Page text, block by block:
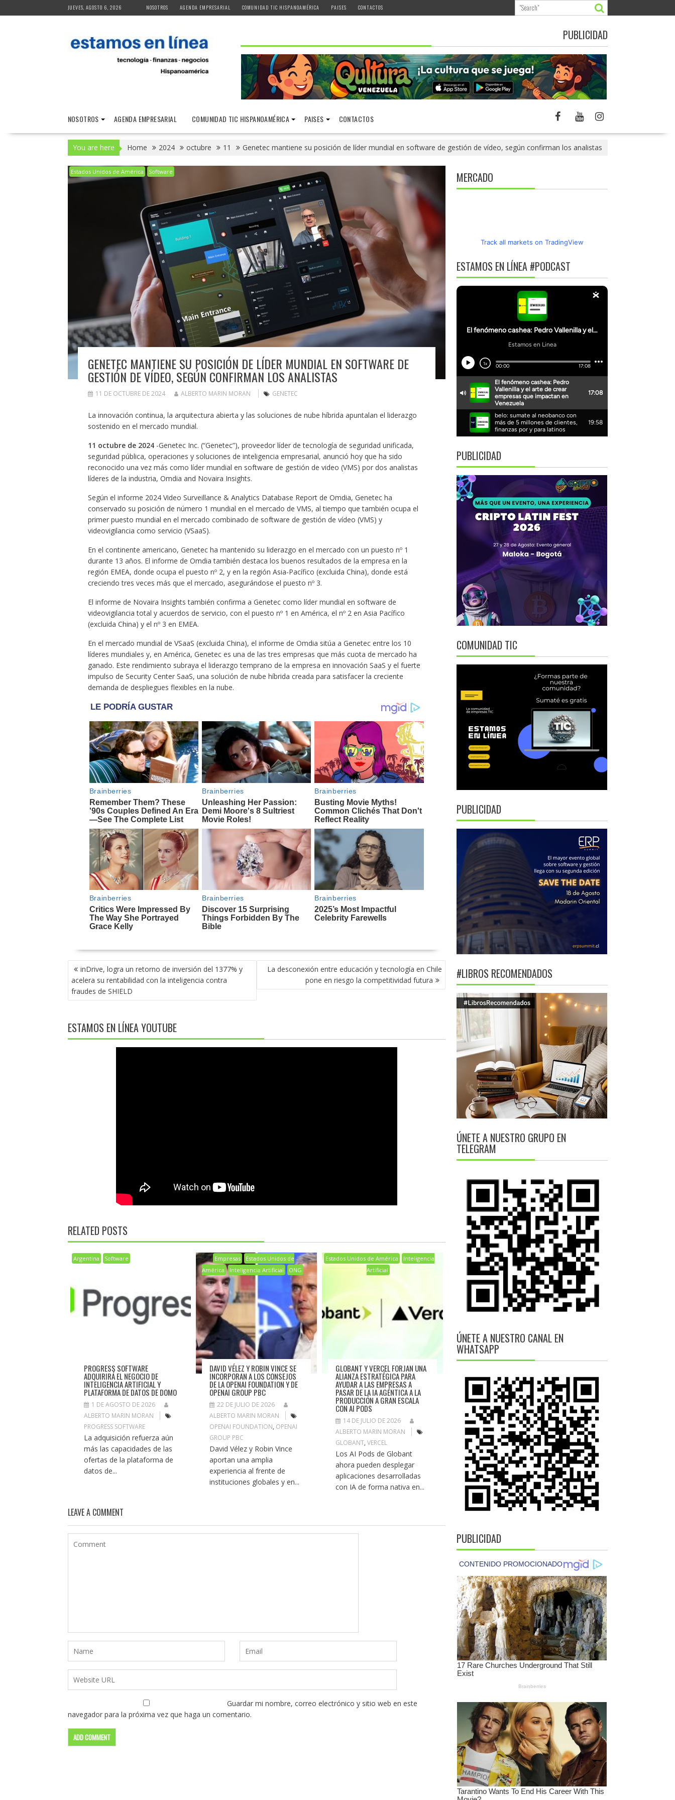
to
JUEVES, AGOSTO 6, 2026 NOSOTROS AGENDA EMPRESARIAL COMUNIDAD TIC HISPANOAMÉRICA PAISES CONTACTOS
PUBLICIDAD
NOSOTROS AGENDA EMPRESARIAL COMUNIDAD TIC HISPANOAMÉRICA PAISES CONTACTOS
You are here Home 2024 octubre 11 Genetec mantiene su posición de líder mundial en software de gestión de vídeo, según confirman los analistas
Estados Unidos de América Software
GENETEC MANTIENE SU POSICIÓN DE LÍDER MUNDIAL EN SOFTWARE DE
GESTIÓN DE VÍDEO, SEGÚN CONFIRMAN LOS ANALISTAS
11 DE OCTUBRE DE 2024 ALBERTO MARIN MORAN GENETEC
La innovación continua, la arquitectura abierta y las soluciones de nube híbrida apuntalan el liderazgo
sostenido en el mercado mundial.
11 octubre de 2024-Genetec Inc. (“Genetec”), proveedor líder de tecnología de seguridad unificada,
seguridad pública, operaciones y soluciones de inteligencia empresarial, anunció hoy que ha sido
reconocido una vez más como líder mundial en software de gestión de video (VMS) por dos analistas
líderes de la industria, Omdia and Novaira Insights.
Según el informe 2024 Video Surveillance & Analytics Database Report de Omdia, Genetec ha
conservado su posición de número 1 mundial en el mercado de VMS, al tiempo que también ocupa el
primer puesto mundial en el mercado combinado de software de gestión de vídeo (VMS) y
videovigilancia como servicio (VSaaS).
En el continente americano, Genetec ha mantenido su liderazgo en el mercado con un puesto nº 1
durante 13 años. El informe de Omdia también destaca los buenos resultados de la empresa en la
región EMEA, donde ocupa el puesto nº 2, y en la región Asia-Pacífico (excluida China), donde está
creciendo tres veces más que el mercado, asegurándose el puesto nº 3.
El informe de Novaira Insights también confirma a Genetec como líder mundial en software de
videovigilancia total y acuerdos de servicio, con el puesto nº 1 en América, el nº 2 en Asia Pacífico
(excluida China) y el nº 3 en EMEA.
En el mercado mundial de VSaaS (excluida China), el informe de Omdia sitúa a Genetec entre los 10
líderes mundiales y, en América, Genetec es una de las tres empresas que más cuota de mercado ha
ganado. Este rendimiento subraya el liderazgo temprano de la empresa en innovación SaaS y el fuerte
impulso de Security Center SaaS, una solución de nube híbrida creada para satisfacer la creciente
demanda de despliegues flexibles en la nube.
NAVEGACIÓN
DE
ENTRADAS
inDrive, logra un retorno de inversión del 1377% y
acelera su rentabilidad con la inteligencia contra
fraudes de SHIELD
La desconexión entre educación y tecnología en Chile
pone en riesgo la competitividad futura
ESTAMOS EN LÍNEA YOUTUBE
RELATED POSTS
Argentina Software
PROGRESS SOFTWARE
ADQUIRIRÁ EL NEGOCIO DE
INTELIGENCIA ARTIFICIAL Y
PLATAFORMA DE DATOS DE DOMO
1 DE AGOSTO DE 2026
ALBERTO MARIN MORAN
PROGRESS SOFTWARE
La adquisición refuerza aún
más las capacidades de las
ofertas de la plataforma de
datos de...
Empresas
Estados Unidos de
América
Inteligencia Artificial ONG
DAVID VÉLEZ Y ROBIN VINCE SE
INCORPORAN A LOS CONSEJOS
DE LA OPENAI FOUNDATION Y DE
OPENAI GROUP PBC
22 DE JULIO DE 2026
ALBERTO MARIN MORAN
OPENAI FOUNDATION, OPENAI
GROUP PBC
David Vélez y Robin Vince
aportan una amplia
experiencia al frente de
instituciones globales y en...
Estados Unidos de América
Inteligencia
Artificial
GLOBANT Y VERCEL FORJAN UNA
ALIANZA ESTRATÉGICA PARA
AYUDAR A LAS EMPRESAS A
PASAR DE LA IA AGÉNTICA A LA
PRODUCCIÓN A GRAN ESCALA
CON AI PODS
14 DE JULIO DE 2026
ALBERTO MARIN MORAN
GLOBANT,VERCEL
Los AI Pods de Globant
ahora pueden desplegar
aplicaciones desarrolladas
con IA de forma nativa en...
LEAVE A COMMENT
Guardar mi nombre, correo electrónico y sitio web en este
navegador para la próxima vez que haga un comentario.
MERCADO
Track all markets on TradingView
ESTAMOS EN LÍNEA #PODCAST
PUBLICIDAD
COMUNIDAD TIC
PUBLICIDAD
#LIBROS RECOMENDADOS
ÚNETE A NUESTRO GRUPO EN
TELEGRAM
ÚNETE A NUESTRO CANAL EN
WHATSAPP
PUBLICIDAD